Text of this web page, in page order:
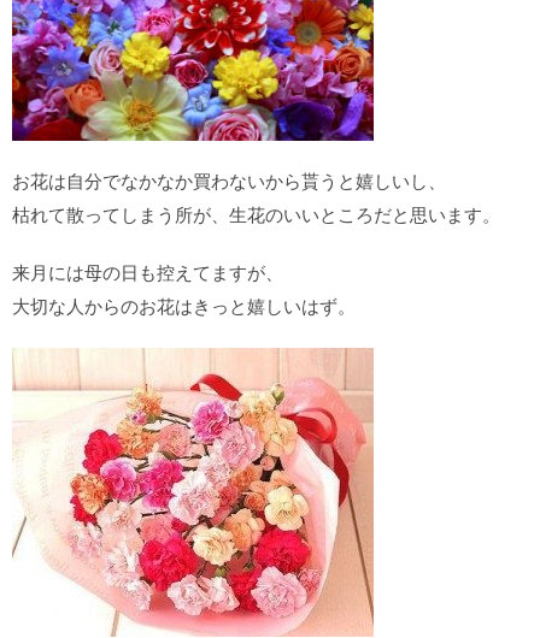
お花は自分でなかなか買わないから貰うと嬉しいし、
枯れて散ってしまう所が、生花のいいところだと思います。
来月には母の日も控えてますが、
大切な人からのお花はきっと嬉しいはず。